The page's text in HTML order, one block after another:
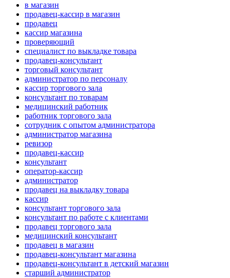
в магазин
продавец-кассир в магазин
продавец
кассир магазина
проверяющий
специалист по выкладке товара
продавец-консультант
торговый консультант
администратор по персоналу
кассир торгового зала
консультант по товарам
медицинский работник
работник торгового зала
сотрудник с опытом администратора
администратор магазина
ревизор
продавец-кассир
консультант
оператор-кассир
администратор
продавец на выкладку товара
кассир
консультант торгового зала
консультант по работе с клиентами
продавец торгового зала
медицинский консультант
продавец в магазин
продавец-консультант магазина
продавец-консультант в детский магазин
старший администратор